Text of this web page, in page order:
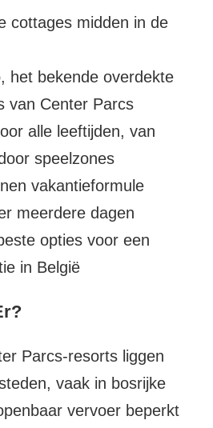
cottages midden in de
het bekende overdekte
van Center Parcs
alle leeftijden, van
speelzones
vakantieformule
meerdere dagen
opties voor een
in België
Parcs-resorts liggen
vaak in bosrijke
vervoer beperkt